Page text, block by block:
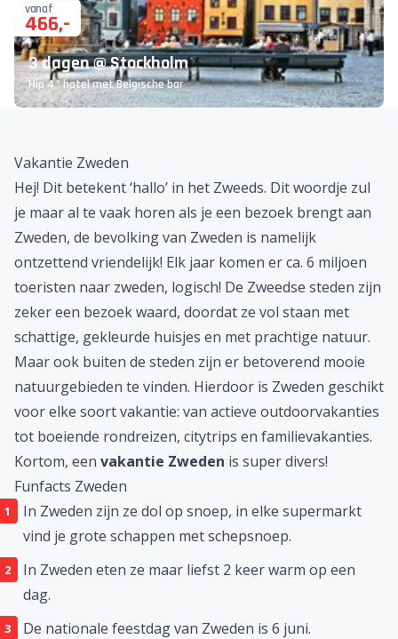
vanaf
466,-
3 dagen @ Stockholm
Hip 4* hotel met Belgische bar
Vakantie Zweden
Hej! Dit betekent ‘hallo’ in het Zweeds. Dit woordje zul
je maar al te vaak horen als je een bezoek brengt aan
Zweden, de bevolking van Zweden is namelijk
ontzettend vriendelijk! Elk jaar komen er ca. 6 miljoen
toeristen naar zweden, logisch! De Zweedse steden zijn
zeker een bezoek waard, doordat ze vol staan met
schattige, gekleurde huisjes en met prachtige natuur.
Maar ook buiten de steden zijn er betoverend mooie
natuurgebieden te vinden. Hierdoor is Zweden geschikt
voor elke soort vakantie: van actieve outdoorvakanties
tot boeiende rondreizen, citytrips en familievakanties.
Kortom, een vakantie Zweden is super divers!
Funfacts Zweden
In Zweden zijn ze dol op snoep, in elke supermarkt
vind je grote schappen met schepsnoep.
In Zweden eten ze maar liefst 2 keer warm op een
dag.
De nationale feestdag van Zweden is 6 juni.